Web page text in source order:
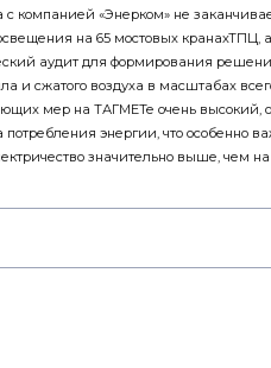
с компанией «Энерком» не
на 65 мостовых
аудит для форми­рования
и сжатого воздуха в масштабах
мер на ТАГМЕТе очень высокий,
потребления энергии, что особенно
значительно выше, чем